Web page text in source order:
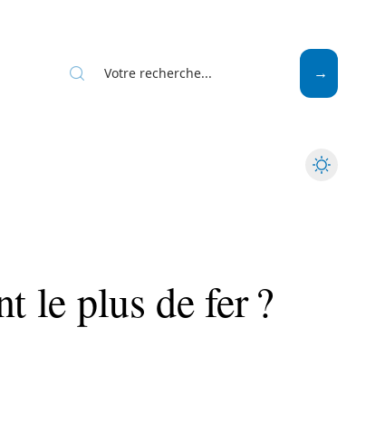
le plus de fer ?